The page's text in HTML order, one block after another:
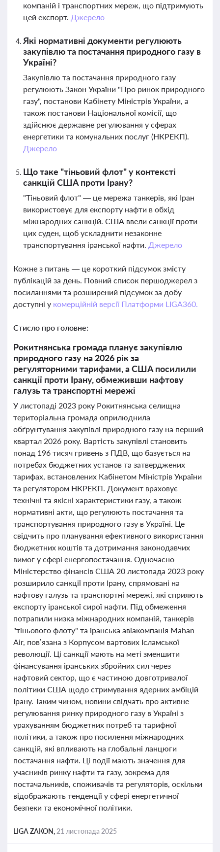
компаній і транспортних мереж, що підтримують
цей експорт. Джерело
Які нормативні документи регулюють
закупівлю та постачання природного газу в
Україні?
Закупівлю та постачання природного газу
регулюють Закон України "Про ринок природного
газу", постанови Кабінету Міністрів України, а
також постанови Національної комісії, що
здійснює державне регулювання у сферах
енергетики та комунальних послуг (НКРЕКП).
Джерело
Що таке "тіньовий флот" у контексті
санкцій США проти Ірану?
"Тіньовий флот" — це мережа танкерів, які Іран
використовує для експорту нафти в обхід
міжнародних санкцій. США ввели санкції проти
цих суден, щоб ускладнити незаконне
транспортування іранської нафти. Джерело
Кожне з питань — це короткий підсумок змісту
публікацій за день. Повний список першоджерел з
посиланнями та розширений підсумок за добу
доступні у комерційній версії Платформи LIGA360.
Стисло про головне:
Рокитнянська громада планує закупівлю
природного газу на 2026 рік за
регуляторними тарифами, а США посилили
санкції проти Ірану, обмеживши нафтову
галузь та транспортні мережі
У листопаді 2023 року Рокитнянська селищна
територіальна громада оприлюднила
обґрунтування закупівлі природного газу на перший
квартал 2026 року. Вартість закупівлі становить
понад 196 тисяч гривень з ПДВ, що базується на
потребах бюджетних установ та затверджених
тарифах, встановлених Кабінетом Міністрів України
та регулятором НКРЕКП. Документ враховує
технічні та якісні характеристики газу, а також
нормативні акти, що регулюють постачання та
транспортування природного газу в Україні. Це
свідчить про планування ефективного використання
бюджетних коштів та дотримання законодавчих
вимог у сфері енергопостачання. Одночасно
Міністерство фінансів США 20 листопада 2023 року
розширило санкції проти Ірану, спрямовані на
нафтову галузь та транспортні мережі, які сприяють
експорту іранської сирої нафти. Під обмеження
потрапили низка міжнародних компаній, танкерів
"тіньового флоту" та іранська авіакомпанія Mahan
Air, пов’язана з Корпусом вартових Ісламської
революції. Ці санкції мають на меті зменшити
фінансування іранських збройних сил через
нафтовий сектор, що є частиною довготривалої
політики США щодо стримування ядерних амбіцій
Ірану. Таким чином, новини свідчать про активне
регулювання ринку природного газу в Україні з
урахуванням бюджетних потреб та тарифної
політики, а також про посилення міжнародних
санкцій, які впливають на глобальні ланцюги
постачання нафти. Ці події мають значення для
учасників ринку нафти та газу, зокрема для
постачальників, споживачів та регуляторів, оскільки
відображають тенденції у сфері енергетичної
безпеки та економічної політики.
LIGA ZAKON, 21 листопада 2025